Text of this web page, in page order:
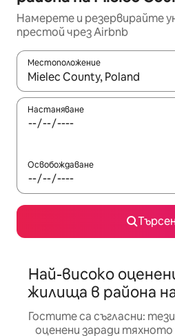
Намерете и резервирайте
престой чрез Airbnb
Местоположение
Когато резултатите се
Настаняване
Освобождаване
Най-високо
жилища в района
Гостите са съгласни:
оценени заради